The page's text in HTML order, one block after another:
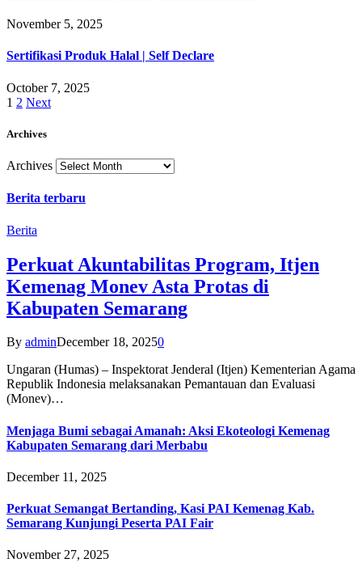
November 5, 2025
Sertifikasi Produk Halal | Self Declare
October 7, 2025
1 2 Next
Archives
Archives
Berita terbaru
Berita
Perkuat Akuntabilitas Program, Itjen
Kemenag Monev Asta Protas di
Kabupaten Semarang
By adminDecember 18, 20250
Ungaran (Humas) – Inspektorat Jenderal (Itjen) Kementerian Agama
Republik Indonesia melaksanakan Pemantauan dan Evaluasi
(Monev)…
Menjaga Bumi sebagai Amanah: Aksi Ekoteologi Kemenag
Kabupaten Semarang dari Merbabu
December 11, 2025
Perkuat Semangat Bertanding, Kasi PAI Kemenag Kab.
Semarang Kunjungi Peserta PAI Fair
November 27, 2025